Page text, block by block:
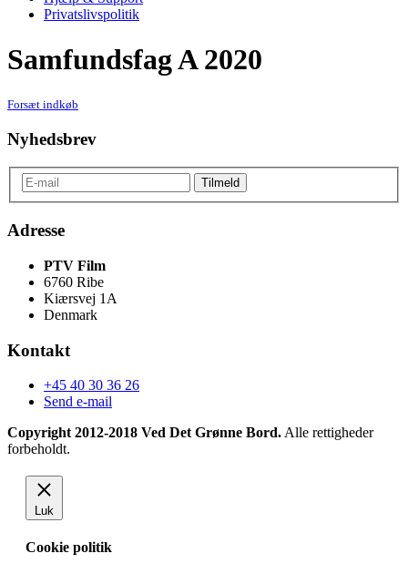
Privatslivspolitik
Samfundsfag A 2020
Forsæt indkøb
Nyhedsbrev
Adresse
PTV Film
6760 Ribe
Kiærsvej 1A
Denmark
Kontakt
+45 40 30 36 26
Send e-mail
Copyright 2012-2018 Ved Det Grønne Bord. Alle rettigheder
forbeholdt.
Luk
Cookie politik